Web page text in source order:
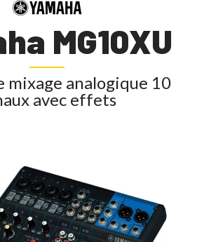
MG10XU
mixage analogique 10
avec effets